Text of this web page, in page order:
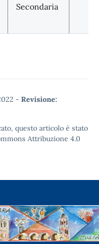
Secondaria
- Revisione:
questo articolo è stato
Attribuzione 4.0